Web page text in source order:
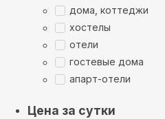
дома, коттеджи
хостелы
отели
гостевые дома
апарт-отели
Цена за сутки